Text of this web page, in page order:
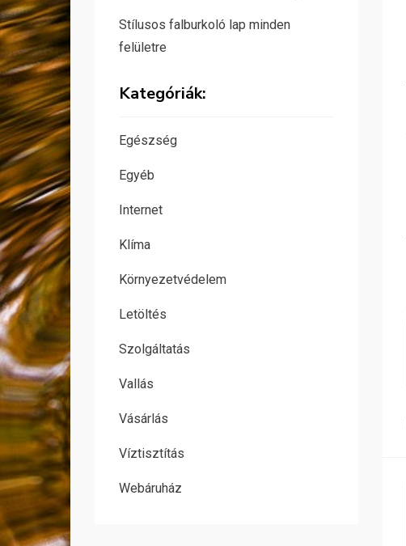
Stílusos falburkoló lap minden
felületre
Kategóriák:
Egészség
Egyéb
Internet
Klíma
Környezetvédelem
Letöltés
Szolgáltatás
Vallás
Vásárlás
Víztisztítás
Webáruház